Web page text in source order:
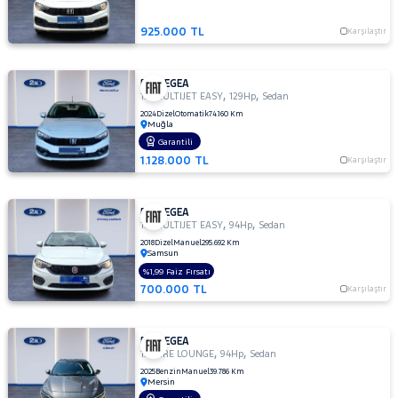
Jaecoo
KIA
LANCIA
MAN
MERCEDES-
BENZ
MITSUBISHI
MOTORSIKLET
NISSAN
OPEL
RENAULT
SEAT
925.000 TL Karşılaştır
FIAT EGEA
1.6 MULTIJET EASY,129Hp, Sedan
2024DizelOtomatik74.160 Km
Muğla
1.128.000 TL Karşılaştır
Garantili
FIAT EGEA
1.3 MULTIJET EASY,94Hp, Sedan
2018DizelManuel295.692 Km
Samsun
700.000 TL Karşılaştır
%1,99 Faiz Fırsatı
FIAT EGEA
1.4 FIRE LOUNGE,94Hp, Sedan
2025Benzin Manuel39.786 Km
Mersin